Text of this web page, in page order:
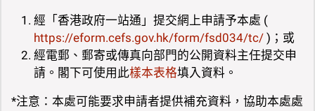
經「香港政府一站通」提交網上申請予本處 (
https://eform.cefs.gov.hk/form/fsd034/tc/ )；或
經電郵、郵寄或傳真向部門的公開資料主任提交申
請。閣下可使用此樣本表格填入資料。
*注意：本處可能要求申請者提供補充資料，協助本處處